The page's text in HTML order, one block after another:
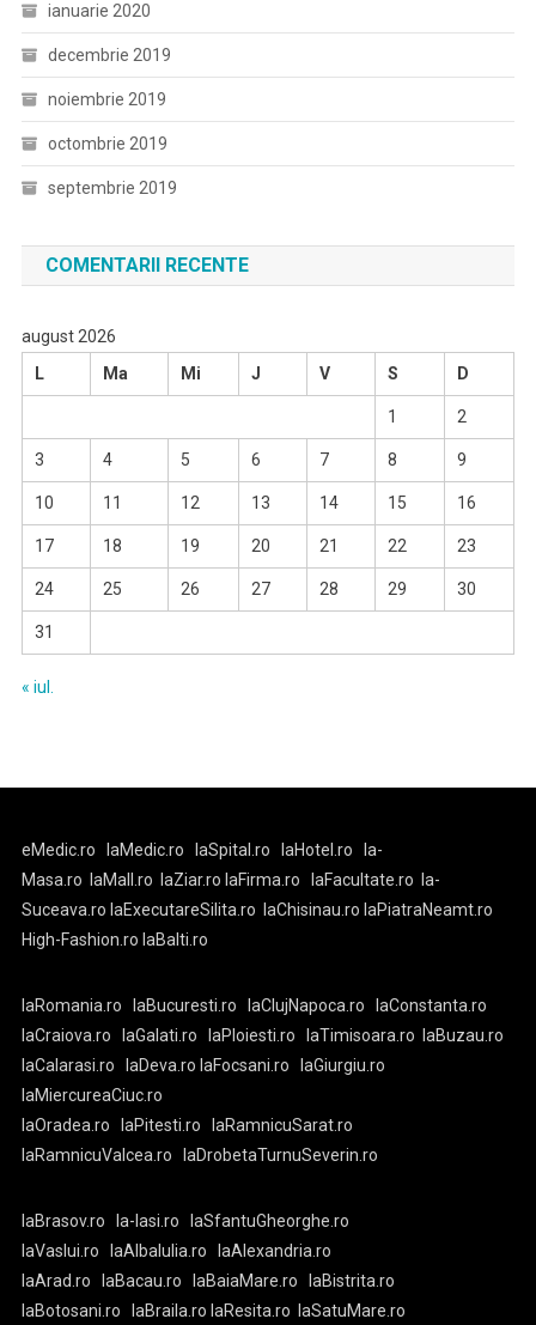
ianuarie 2020
decembrie 2019
noiembrie 2019
octombrie 2019
septembrie 2019
COMENTARII RECENTE
august 2026
L
Ma Mi J V S D
1 2
3 4 5 6 7 8 9
10 11 12 13 14 15 16
17 18 19 20 21 22 23
24 25 26 27 28 29 30
31
« iul.
eMedic.ro laMedic.ro laSpital.ro laHotel.ro
la-
Masa.ro
laMall.ro laZiar.ro laFirma.ro laFacultate.ro
la-
Suceava.ro laExecutareSilita.ro laChisinau.ro laPiatraNeamt.ro
High-Fashion.ro laBalti.ro
laRomania.ro laBucuresti.ro laClujNapoca.ro
laConstanta.ro
laCraiova.ro
laGalati.ro laPloiesti.ro laTimisoara.ro
laBuzau.ro
laCalarasi.ro
laDeva.ro laFocsani.ro
laGiurgiu.ro
laMiercureaCiuc.ro
laOradea.ro
laPitesti.ro
laRamnicuSarat.ro
laRamnicuValcea.ro
laDrobetaTurnuSeverin.ro
laBrasov.ro la-Iasi.ro
laSfantuGheorghe.ro
laVaslui.ro
laAlbaIulia.ro
laAlexandria.ro
laArad.ro
laBacau.ro laBaiaMare.ro
laBistrita.ro
laBotosani.ro
laBraila.ro laResita.ro laSatuMare.ro